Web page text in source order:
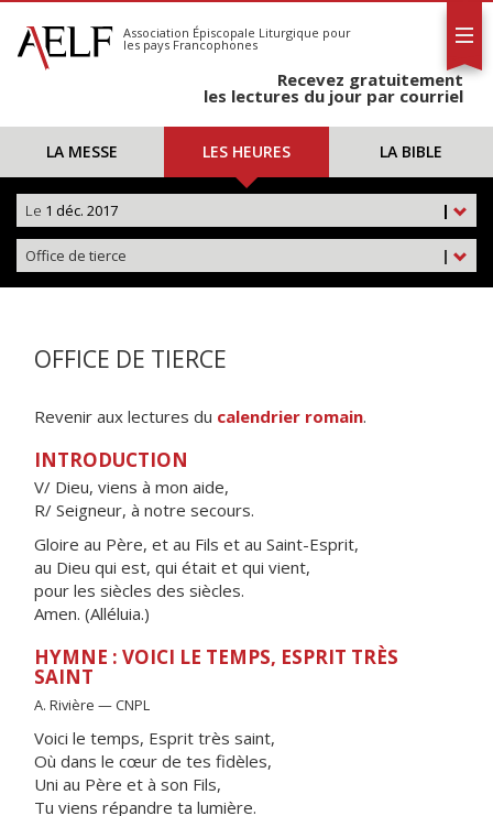
S'abonner
Calendrier
Association Épiscopale Liturgique pour
les pays Francophones
Recevez gratuitement
les lectures du jour par courriel
LA MESSE LES HEURES LA BIBLE
|
Le 1 déc. 2017
|
Office de tierce
OFFICE DE TIERCE
Revenir aux lectures du calendrier romain.
INTRODUCTION
V/ Dieu, viens à mon aide,
R/ Seigneur, à notre secours.
Gloire au Père, et au Fils et au Saint-Esprit,
au Dieu qui est, qui était et qui vient,
pour les siècles des siècles.
Amen. (Alléluia.)
HYMNE : VOICI LE TEMPS, ESPRIT TRÈS
SAINT
A. Rivière — CNPL
Voici le temps, Esprit très saint,
Où dans le cœur de tes fidèles,
Uni au Père et à son Fils,
Tu viens répandre ta lumière.